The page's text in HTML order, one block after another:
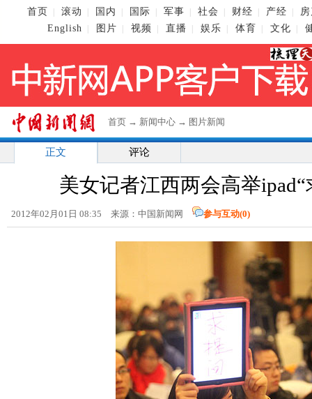
首页 滚动 国内 国际 军事 社会 财经 产经
English
图片 视频 直播 娱乐 体育 文化
首页 → 新闻中心 → 图片新闻
正文 评论
美女记者江西两会高举
2012年02月01日 08:35 来源：中国新闻网 参与互动(0)